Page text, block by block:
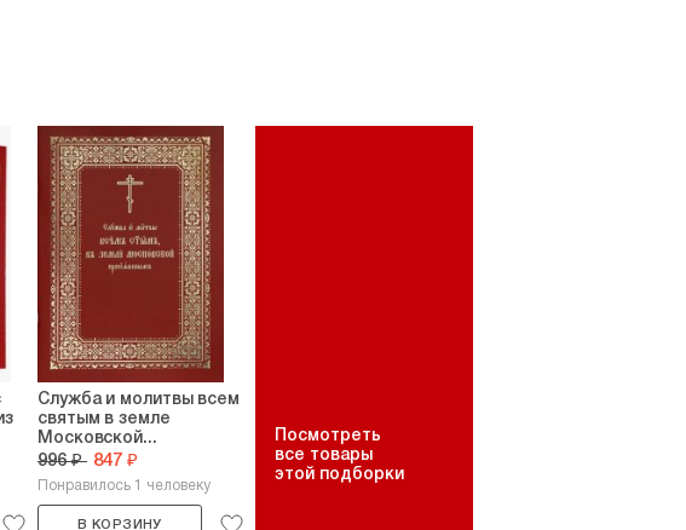
Служба и молитвы всем
святым в земле
Московской...
996 ₽ 847 ₽
Понравилось 1 человеку
В КОРЗИНУ
Посмотреть
все товары
этой подборки